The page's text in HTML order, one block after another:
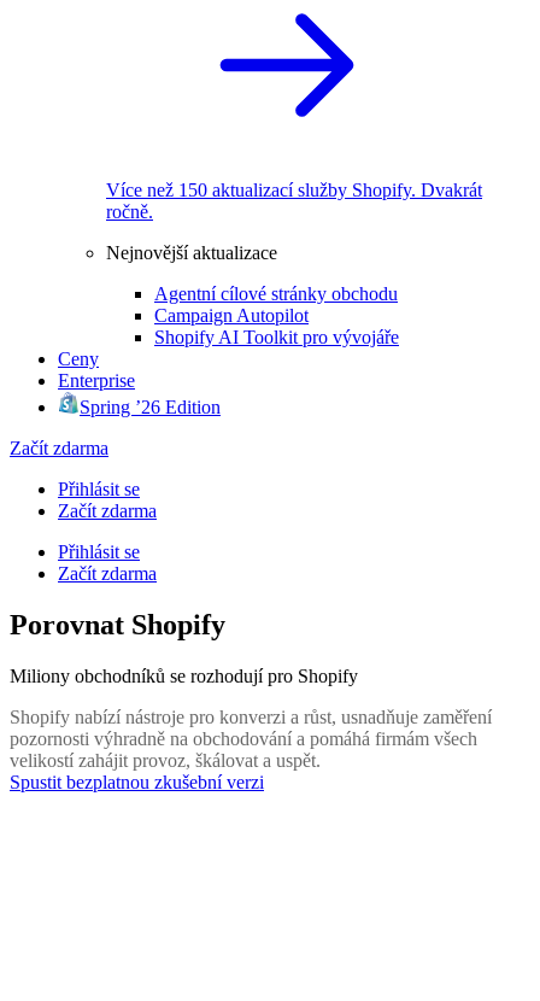
Více než 150 aktualizací služby Shopify. Dvakrát
ročně.
Nejnovější aktualizace
Agentní cílové stránky obchodu
Campaign Autopilot
Shopify AI Toolkit pro vývojáře
Ceny
Enterprise
Spring ’26 Edition
Začít zdarma
Přihlásit se
Začít zdarma
Přihlásit se
Začít zdarma
Porovnat Shopify
Miliony obchodníků se rozhodují pro Shopify
Shopify nabízí nástroje pro konverzi a růst, usnadňuje zaměření
pozornosti výhradně na obchodování a pomáhá firmám všech
velikostí zahájit provoz, škálovat a uspět.
Spustit bezplatnou zkušební verzi